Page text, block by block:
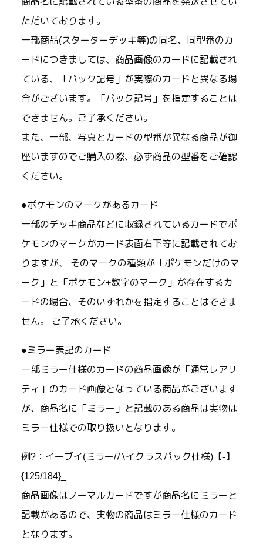
ただいております。
一部商品(スターターデッキ等)の同名、同型番のカ
ードにつきましては、商品画像のカードに記載され
ている、「パック記号」が実際のカードと異なる場
合がございます。「パック記号」を指定することは
できません。ご了承ください。
また、一部、写真とカードの型番が異なる商品が御
座いますのでご購入の際、必ず商品の型番をご確認
ください。
●ポケモンのマークがあるカード
一部のデッキ商品などに収録されているカードでポ
ケモンのマークがカード表面右下等に記載されてお
りますが、 そのマークの種類が「ポケモンだけのマ
ーク」と「ポケモン+数字のマーク」が存在するカ
ードの場合、そのいずれかを指定することはできま
せん。 ご了承ください。_
●ミラー表記のカード
一部ミラー仕様のカードの商品画像が「通常レアリ
ティ」のカード画像となっている商品がございます
が、商品名に「ミラー」と記載のある商品は実物は
ミラー仕様での取り扱いとなります。
例?：イーブイ(ミラー/ハイクラスパック仕様)【-】
{125/184}_
商品画像はノーマルカードですが商品名にミラーと
記載があるので、実物の商品はミラー仕様のカード
となります。